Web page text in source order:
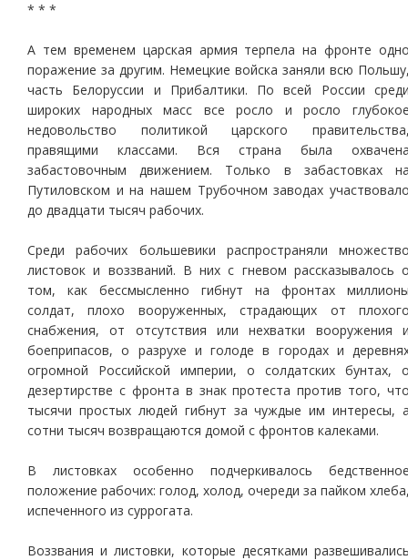
* * *
А тем временем царская армия терпела на фронте
поражение за другим. Немецкие войска заняли всю
часть Белоруссии и Прибалтики. По всей России
широких народных масс все росло и росло
недовольство политикой царского
правящими классами. Вся страна была
забастовочным движением. Только в забастовках
Путиловском и на нашем Трубочном заводах
до двадцати тысяч рабочих.
Среди рабочих большевики распространяли
листовок и воззваний. В них с гневом рассказывалось
том, как бессмысленно гибнут на фронтах
солдат, плохо вооруженных, страдающих от
снабжения, от отсутствия или нехватки вооружения
боеприпасов, о разрухе и голоде в городах и
огромной Российской империи, о солдатских бунтах,
дезертирстве с фронта в знак протеста против того,
тысячи простых людей гибнут за чуждые им интересы,
сотни тысяч возвращаются домой с фронтов калеками.
В листовках особенно подчеркивалось
положение рабочих: голод, холод, очереди за пайком
испеченного из суррогата.
Воззвания и листовки, которые десятками